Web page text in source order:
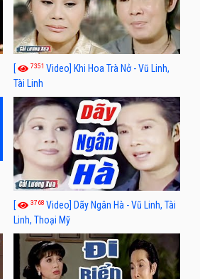
[ 7351 Video] Khi Hoa Trà Nở - Vũ Linh,
Tài Linh
[
3768 Video] Dãy Ngân Hà - Vũ Linh, Tài
Linh, Thoại Mỹ